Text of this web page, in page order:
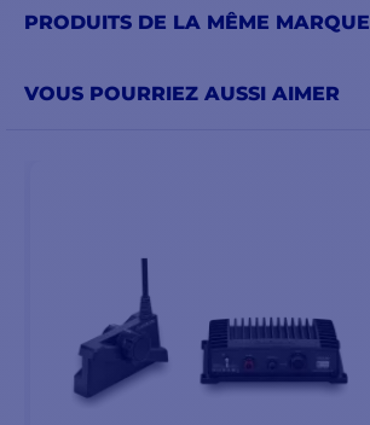
PRODUITS DE LA MÊME MARQUE
VOUS POURRIEZ AUSSI AIMER